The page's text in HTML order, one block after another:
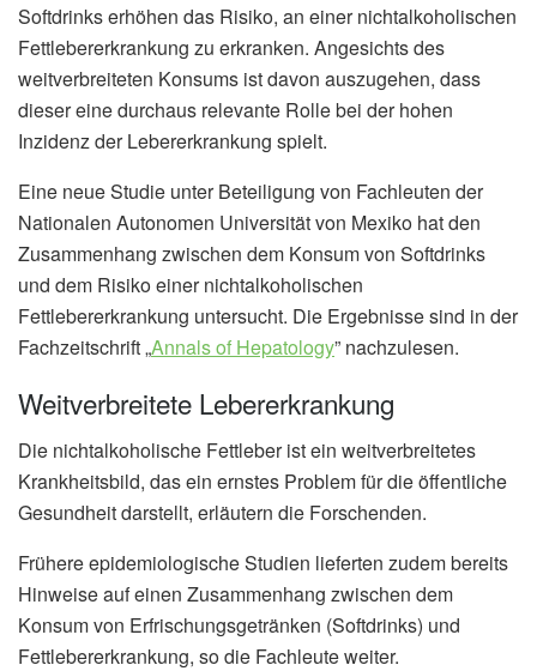
Softdrinks erhöhen das Risiko, an einer nichtalkoholischen
Fettlebererkrankung zu erkranken. Angesichts des
weitverbreiteten Konsums ist davon auszugehen, dass
dieser eine durchaus relevante Rolle bei der hohen
Inzidenz der Lebererkrankung spielt.
Eine neue Studie unter Beteiligung von Fachleuten der
Nationalen Autonomen Universität von Mexiko hat den
Zusammenhang zwischen dem Konsum von Softdrinks
und dem Risiko einer nichtalkoholischen
Fettlebererkrankung untersucht. Die Ergebnisse sind in der
Fachzeitschrift „Annals of Hepatology” nachzulesen.
Weitverbreitete Lebererkrankung
Die nichtalkoholische Fettleber ist ein weitverbreitetes
Krankheitsbild, das ein ernstes Problem für die öffentliche
Gesundheit darstellt, erläutern die Forschenden.
Frühere epidemiologische Studien lieferten zudem bereits
Hinweise auf einen Zusammenhang zwischen dem
Konsum von Erfrischungsgetränken (Softdrinks) und
Fettlebererkrankung, so die Fachleute weiter.